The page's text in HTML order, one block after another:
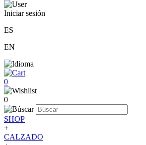
Iniciar sesión
ES
EN
0
0
SHOP
+
CALZADO